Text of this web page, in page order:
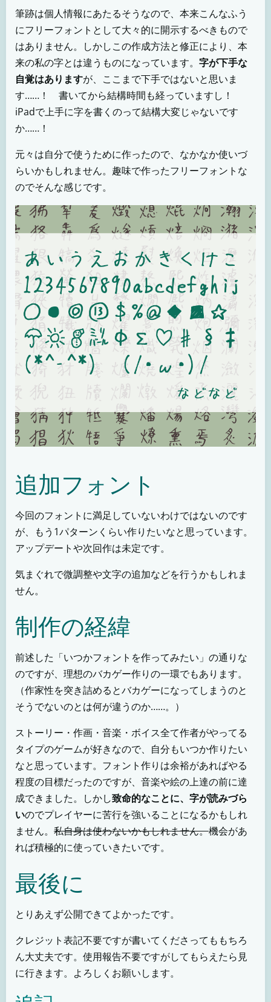
筆跡は個人情報にあたるそうなので、本来こんなふう
にフリーフォントとして大々的に開示するべきもので
はありません。しかしこの作成方法と修正により、本
来の私の字とは違うものになっています。 字が下手な
自覚はありますが、ここまで下手ではないと思いま
す……！ 書いてから結構時間も経っていますし！
iPadで上手に字を書くのって結構大変じゃないです
か……！
元々は自分で使うために作ったので、なかなか使いづ
らいかもしれません。趣味で作ったフリーフォントな
のでそんな感じです。
追加フォント
今回のフォントに満足していないわけではないのです
が、もう1パターンくらい作りたいなと思っています。
アップデートや次回作は未定です。
気まぐれで微調整や文字の追加などを行うかもしれま
せん。
制作の経緯
前述した「いつかフォントを作ってみたい」の通りな
のですが、理想のバカゲー作りの一環でもあります。
（作家性を突き詰めるとバカゲーになってしまうのと
そうでないのとは何が違うのか……。）
ストーリー・作画・音楽・ボイス全て作者がやってる
タイプのゲームが好きなので、自分もいつか作りたい
なと思っています。フォント作りは余裕があればやる
程度の目標だったのですが、音楽や絵の上達の前に達
成できました。しかし致命的なことに、字が読みづら
いのでプレイヤーに苦行を強いることになるかもしれ
ません。 私自身は使わないかもしれません。機会があ
れば積極的に使っていきたいです。
最後に
とりあえず公開できてよかったです。
クレジット表記不要ですが書いてくださってももちろ
ん大丈夫です。使用報告不要ですがしてもらえたら見
に行きます。よろしくお願いします。